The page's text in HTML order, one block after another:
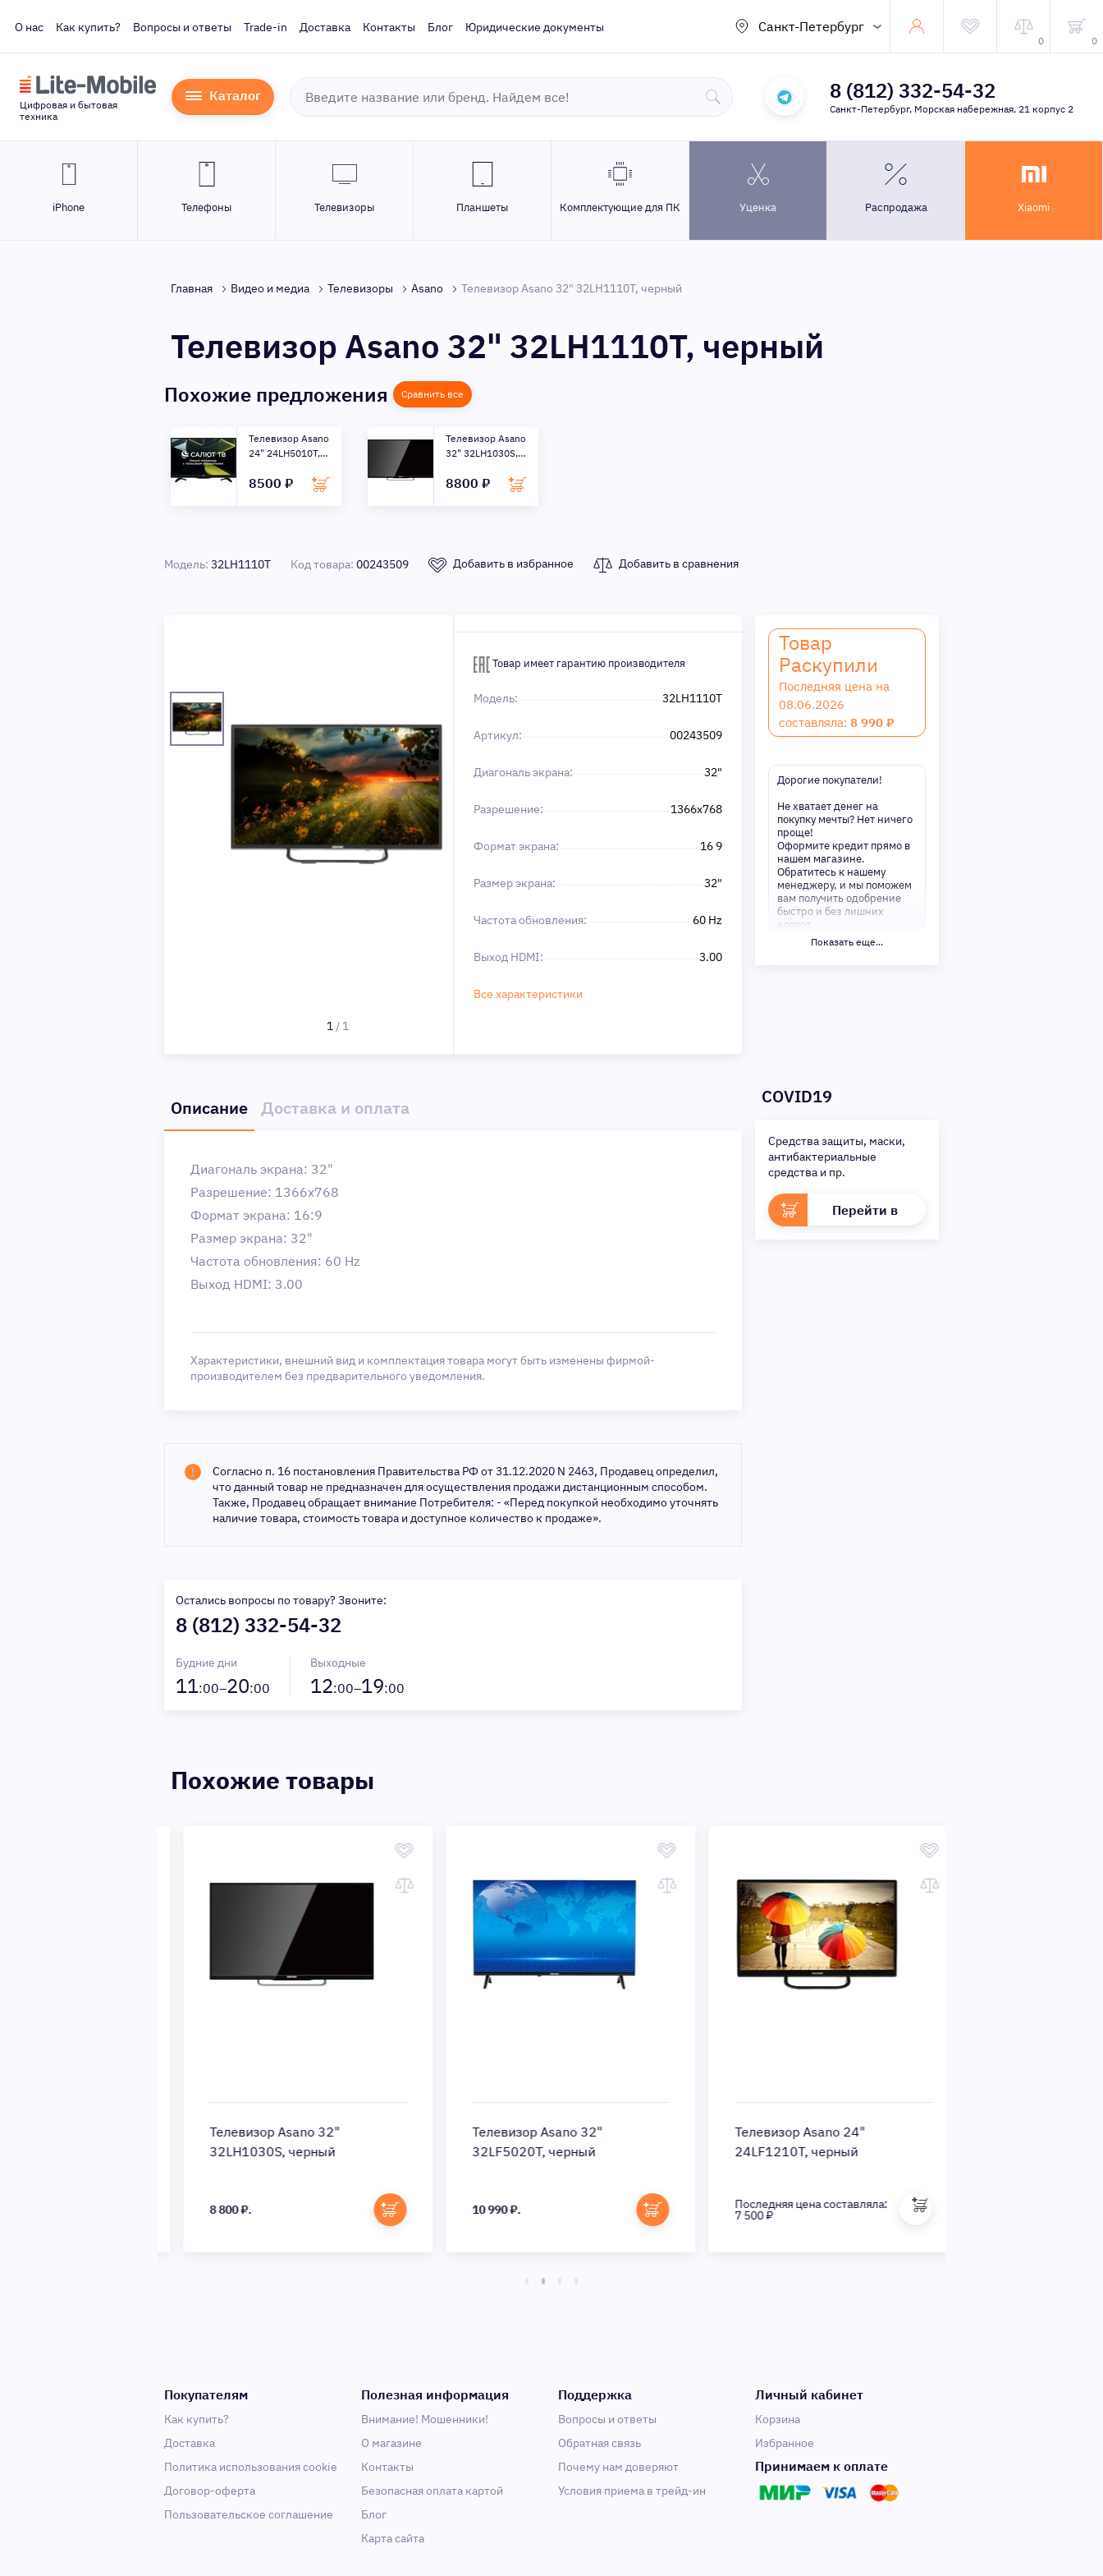
О нас Как купить? Вопросы и ответы Trade-in Доставка Контакты Блог Юридические документы Санкт-Петербург
0 0
Цифровая и бытовая
техника
Каталог 8 (812) 332-54-32
Санкт-Петербург, Морская набережная, 21 корпус 2
iPhone Телефоны Телевизоры Планшеты Комплектующие для ПК Уценка Распродажа Xiaomi
Главная Видео и медиа Телевизоры Asano Телевизор Asano 32" 32LH1110T, черный
Телевизор Asano 32" 32LH1110T, черный
Похожие предложения Сравнить все
Телевизор Asano
24" 24LH5010T,
8500 ₽
Телевизор Asano
32" 32LH1030S,
8800 ₽
Модель: 32LH1110T Код товара: 00243509 Добавить в избранное Добавить в сравнения
1/ 1
Товар имеет гарантию производителя
Модель: 32LH1110T
Артикул: 00243509
Диагональ экрана: 32"
Разрешение: 1366x768
Формат экрана: 16 9
Размер экрана: 32"
Частота обновления: 60 Hz
Выход HDMI: 3.00
Все характеристики
Товар
Раскупили
Последняя цена на
08.06.2026
составляла: 8 990 ₽
Дорогие покупатели!
Не хватает денег на
покупку мечты? Нет ничего
проще!
Оформите кредит прямо в
нашем магазине.
Обратитесь к нашему
менеджеру, и мы поможем
вам получить одобрение
быстро и без лишних
хлопот.
прямо сейчас. Ваше
мечте — мы поможем вам в
этом!
Показать еще...
Описание Доставка и оплата
Диагональ экрана: 32"
Разрешение: 1366x768
Формат экрана: 16:9
Размер экрана: 32"
Частота обновления: 60 Hz
Выход HDMI: 3.00
Характеристики, внешний вид и комплектация товара могут быть изменены фирмой-
производителем без предварительного уведомления.
Согласно п. 16 постановления Правительства РФ от 31.12.2020 N 2463, Продавец определил,
что данный товар не предназначен для осуществления продажи дистанционным способом.
Также, Продавец обращает внимание Потребителя: - «Перед покупкой необходимо уточнять
наличие товара, стоимость товара и доступное количество к продаже».
Остались вопросы по товару? Звоните:
8 (812) 332-54-32
Будние дни
11:00–20:00
Выходные
12:00–19:00
COVID19
Средства защиты, маски,
антибактериальные
средства и пр.
Перейти в
Похожие товары
Телевизор Asano 32"
32LH1030S, черный
8 800 ₽.
Телевизор Asano 32"
32LF5020T, черный
10 990 ₽.
Телевизор Asano 24"
24LF1210T, черный
Последняя цена составляла:
7 500 ₽
Покупателям
Как купить?
Доставка
Политика использования cookie
Договор-оферта
Пользовательское соглашение
Полезная информация
Внимание! Мошенники!
О магазине
Контакты
Безопасная оплата картой
Блог
Карта сайта
Поддержка
Вопросы и ответы
Обратная связь
Почему нам доверяют
Условия приема в трейд-ин
Личный кабинет
Корзина
Избранное
Принимаем к оплате